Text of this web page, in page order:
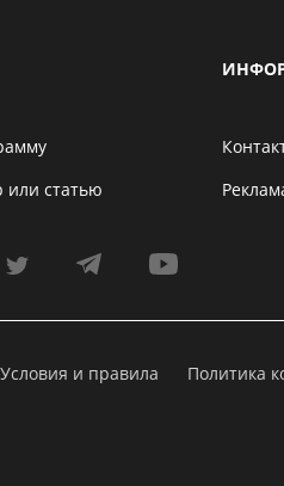
или статью
Условия и правила Политика